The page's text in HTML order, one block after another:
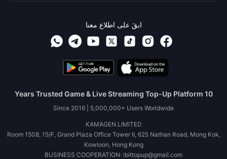
ابقَ على اطلاع معنا
10 Years Trusted Game & Live Streaming Top-Up Platform
Since 2016 | 5,000,000+ Users Worldwide
KAMAGEN LIMITED
Room 1508, 15/F, Grand Plaza Office Tower II, 625 Nathan Road, Mong Kok,
Kowloon, Hong Kong
BUSINESS COOPERATION: ibittopup@gmail.com